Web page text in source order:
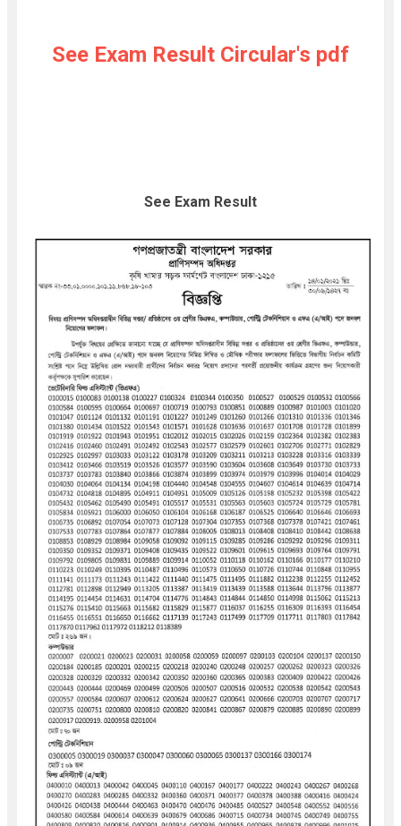
See Exam Result Circular's pdf
See Exam Result